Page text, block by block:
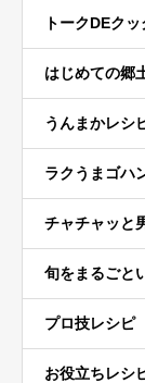
トークDEクッ
はじめての郷
うんまかレシ
ラクうまゴハ
チャチャッと
旬をまるごと
プロ技レシピ
お役立ちレシ